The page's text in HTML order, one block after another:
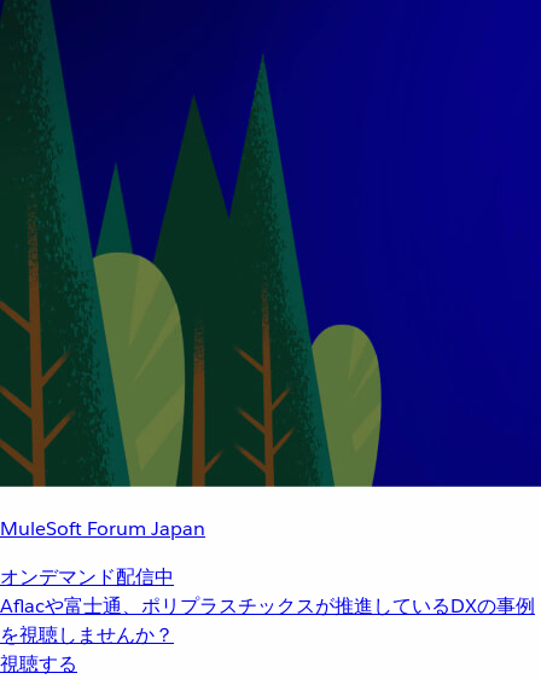
MuleSoft Forum Japan
オンデマンド配信中
Aflacや富士通、ポリプラスチックスが推進しているDXの事例
を視聴しませんか？
視聴する